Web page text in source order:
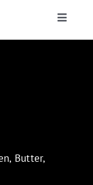
Toggle
Butter,